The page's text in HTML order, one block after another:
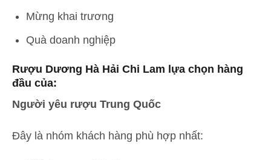
Mừng khai trương
Quà doanh nghiệp
Rượu Dương Hà Hải Chi Lam lựa chọn hàng
đầu của:
Người yêu rượu Trung Quốc
Đây là nhóm khách hàng phù hợp nhất: